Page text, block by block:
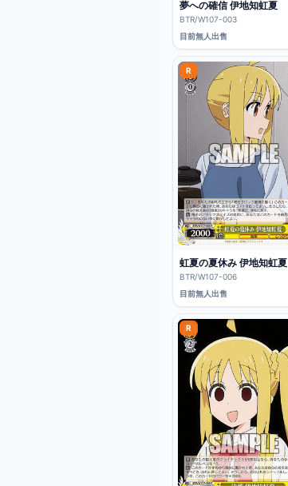
夢への確信 伊地知虹夏
BTR/W107-003
目前無人出售
R
虹夏の夏休み 伊地知虹夏
BTR/W107-006
目前無人出售
R